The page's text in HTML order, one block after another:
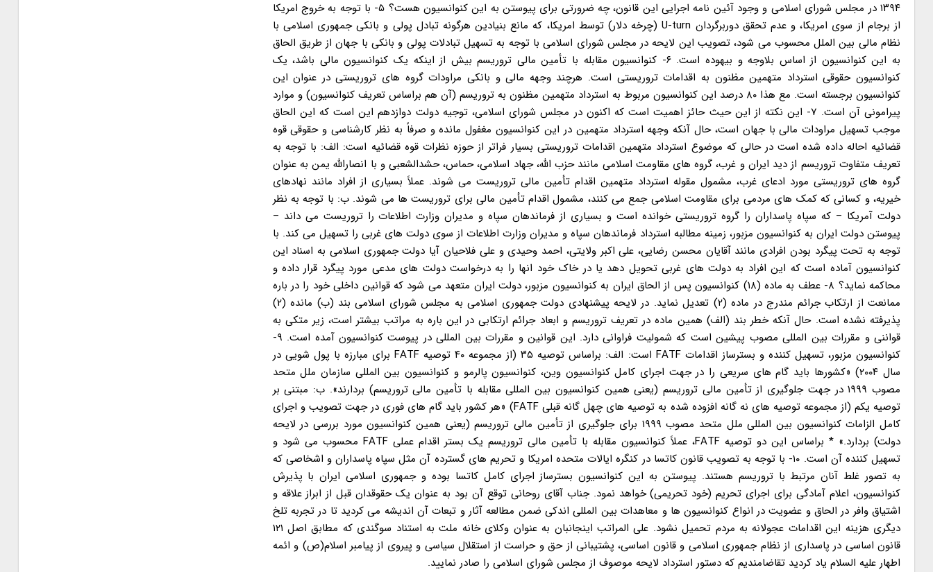
۱۳۹۴ در مجلس شورای اسلامی و وجود آئین نامه اجرایی این قانون، چه ضرورتی برای پیوستن به این کنوانسیون هست؟ ۵- با توجه به خروج امریکا
از برجام از سوی امریکا، و عدم تحقق دوربرگردان U-turn (چرخه دلار) توسط امریکا، که مانع بنیادین هرگونه تبادل پولی و بانکی جمهوری اسلامی با
نظام مالی بین الملل محسوب می شود، تصویب این لایحه در مجلس شورای اسلامی با توجه به تسهیل تبادلات پولی و بانکی با جهان از طریق الحاق
به این کنوانسیون از اساس بلاوجه و بیهوده است. ۶- کنوانسیون مقابله با تأمین مالی تروریسم بیش از اینکه یک کنوانسیون مالی باشد، یک
کنوانسیون حقوقی استرداد متهمین مظنون به اقدامات تروریستی است. هرچند وجهه مالی و بانکی مراودات گروه های تروریستی در عنوان این
کنوانسیون برجسته است. مع هذا ۸۰ درصد این کنوانسیون مربوط به استرداد متهمین مظنون به تروریسم (آن هم براساس تعریف کنوانسیون) و موارد
پیرامونی آن است. ۷- این نکته از این حیث حائز اهمیت است که اکنون در مجلس شورای اسلامی، توجیه دولت دوازدهم این است که این الحاق
موجب تسهیل مراودات مالی با جهان است، حال آنکه وجهه استرداد متهمین در این کنوانسیون مغفول مانده و صرفاً به نظر کارشناسی و حقوقی قوه
قضائیه احاله داده شده است در حالی که موضوع استرداد متهمین اقدامات تروریستی بسیار فراتر از حوزه نظرات قوه قضائیه است: الف: با توجه به
تعریف متفاوت تروریسم از دید ایران و غرب، گروه های مقاومت اسلامی مانند حزب الله، جهاد اسلامی، حماس، حشدالشعبی و با انصارالله یمن به عنوان
گروه های تروریستی مورد ادعای غرب، مشمول مقوله استرداد متهمین اقدام تأمین مالی تروریست می شوند. عملاً بسیاری از افراد مانند نهادهای
خیریه، و کسانی که کمک های مردمی برای مقاومت اسلامی جمع می کنند، مشمول اقدام تأمین مالی برای تروریست ها می شوند. ب: با توجه به نظر
دولت آمریکا – که سپاه پاسداران را گروه تروریستی خوانده است و بسیاری از فرماندهان سپاه و مدیران وزارت اطلاعات را تروریست می داند –
پیوستن دولت ایران به کنوانسیون مزبور، زمینه مطالبه استرداد فرماندهان سپاه و مدیران وزارت اطلاعات از سوی دولت های غربی را تسهیل می کند. با
توجه به تحت پیگرد بودن افرادی مانند آقایان محسن رضایی، علی اکبر ولایتی، احمد وحیدی و علی فلاحیان آیا دولت جمهوری اسلامی به اسناد این
کنوانسیون آماده است که این افراد به دولت های غربی تحویل دهد یا در خاک خود انها را به درخواست دولت های مدعی مورد پیگرد قرار داده و
محاکمه نماید؟ ۸- عطف به ماده (۱۸) کنوانسیون پس از الحاق ایران به کنوانسیون مزبور، دولت ایران متعهد می شود که قوانین داخلی خود را در باره
ممانعت از ارتکاب جرائم مندرج در ماده (۲) تعدیل نماید. در لایحه پیشنهادی دولت جمهوری اسلامی به مجلس شورای اسلامی بند (ب) مانده (۲)
پذیرفته نشده است. حال آنکه خطر بند (الف) همین ماده در تعریف تروریسم و ابعاد جرائم ارتکابی در این باره به مراتب بیشتر است، زیر متکی به
قواننی و مقررات بین المللی مصوب پیشین است که شمولیت فراوانی دارد. این قوانین و مقررات بین المللی در پیوست کنوانسیون آمده است. ۹-
کنوانسیون مزبور، تسهیل کننده و بسترساز اقدامات FATF است: الف: براساس توصیه ۳۵ (از مجموعه ۴۰ توصیه FATF برای مبارزه با پول شویی در
سال ۲۰۰۴) «کشورها باید گام های سریعی را در جهت اجرای کامل کنوانسیون وین، کنوانسیون پالرمو و کنوانسیون بین المللی سازمان ملل متحد
مصوب ۱۹۹۹ در جهت جلوگیری از تأمین مالی تروریسم (یعنی همین کنوانسیون بین المللی مقابله با تأمین مالی تروریسم) بردارند». ب: مبتنی بر
توصیه یکم (از مجموعه توصیه های نه گانه افزوده شده به توصیه های چهل گانه قبلی FATF) «هر کشور باید گام های فوری در جهت تصویب و اجرای
کامل الزامات کنوانسیون بین المللی ملل متحد مصوب ۱۹۹۹ برای جلوگیری از تأمین مالی تروریسم (یعنی همین کنوانسیون مورد بررسی در لایحه
دولت) بردارد.» * براساس این دو توصیه FATF، عملاً کنوانسیون مقابله با تأمین مالی تروریسم یک بستر اقدام عملی FATF محسوب می شود و
تسهیل کننده آن است. ۱۰- با توجه به تصویب قانون کاتسا در کنگره ایالات متحده امریکا و تحریم های گسترده آن مثل سپاه پاسداران و اشخاصی که
به تصور غلط آنان مرتبط با تروریسم هستند. پیوستن به این کنوانسیون بسترساز اجرای کامل کاتسا بوده و جمهوری اسلامی ایران با پذیرش
کنوانسیون، اعلام آمادگی برای اجرای تحریم (خود تحریمی) خواهد نمود. جناب آقای روحانی توقع آن بود به عنوان یک حقوقدان قبل از ابراز علاقه و
اشتیاق وافر در الحاق و عضویت در انواع کنوانسیون ها و معاهدات بین المللی اندکی ضمن مطالعه آثار و تبعات آن اندیشه می کردید تا در تجربه تلخ
دیگری هزینه این اقدامات عجولانه به مردم تحمیل نشود. علی المراتب اینجانبان به عنوان وکلای خانه ملت به استناد سوگندی که مطابق اصل ۱۲۱
قانون اساسی در پاسداری از نظام جمهوری اسلامی و قانون اساسی، پشتیبانی از حق و حراست از استقلال سیاسی و پیروی از پیامبر اسلام(ص) و ائمه
اطهار علیه السلام یاد کردید تقاضامندیم که دستور استرداد لایحه موصوف از مجلس شورای اسلامی را صادر نمایید.